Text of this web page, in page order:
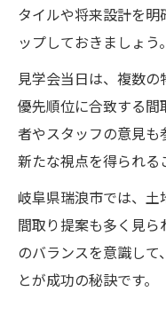
タイルや将来設計を
ップしておきましょう。
見学会当日は、複数
優先順位に合致する
者やスタッフの意見
新たな視点を得られる
岐阜県瑞浪市では、
間取り提案も多く見
のバランスを意識し
とが成功の秘訣です。